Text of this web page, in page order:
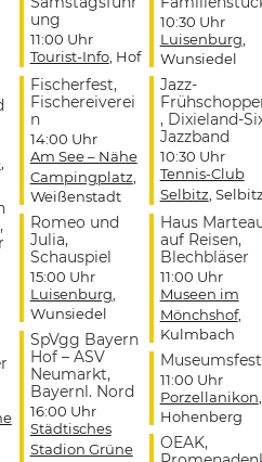
,
ung
11:00 Uhr
Tourist-Info, Hof
Fischerfest,
Fischereiverei
n
14:00 Uhr
Am See – Nähe
Campingplatz
Weißenstadt
Romeo und
Julia,
Schauspiel
15:00 Uhr
Luisenburg
Wunsiedel
SpVgg Bayern
Hof – ASV
Neumarkt,
Bayernl. Nord
16:00 Uhr
Städtisches
Stadion Grüne
10:30 Uhr
Luisenburg
Wunsiedel
Jazz-
, Dixieland-
Jazzband
10:30 Uhr
Tennis-Club
Selbitz ,
Haus
auf Reisen,
Blechbläser
11:00 Uhr
Museen im
Mönchshof,
Kulmbach
Museumsfest
11:00 Uhr
Porzellanikon
Hohenberg
OEAK,